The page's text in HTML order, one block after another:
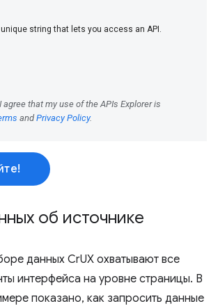
об источнике
данных CrUX охватывают все
интерфейса на уровне страницы. В
показано, как запросить данные